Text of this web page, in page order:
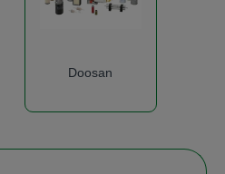
Doosan